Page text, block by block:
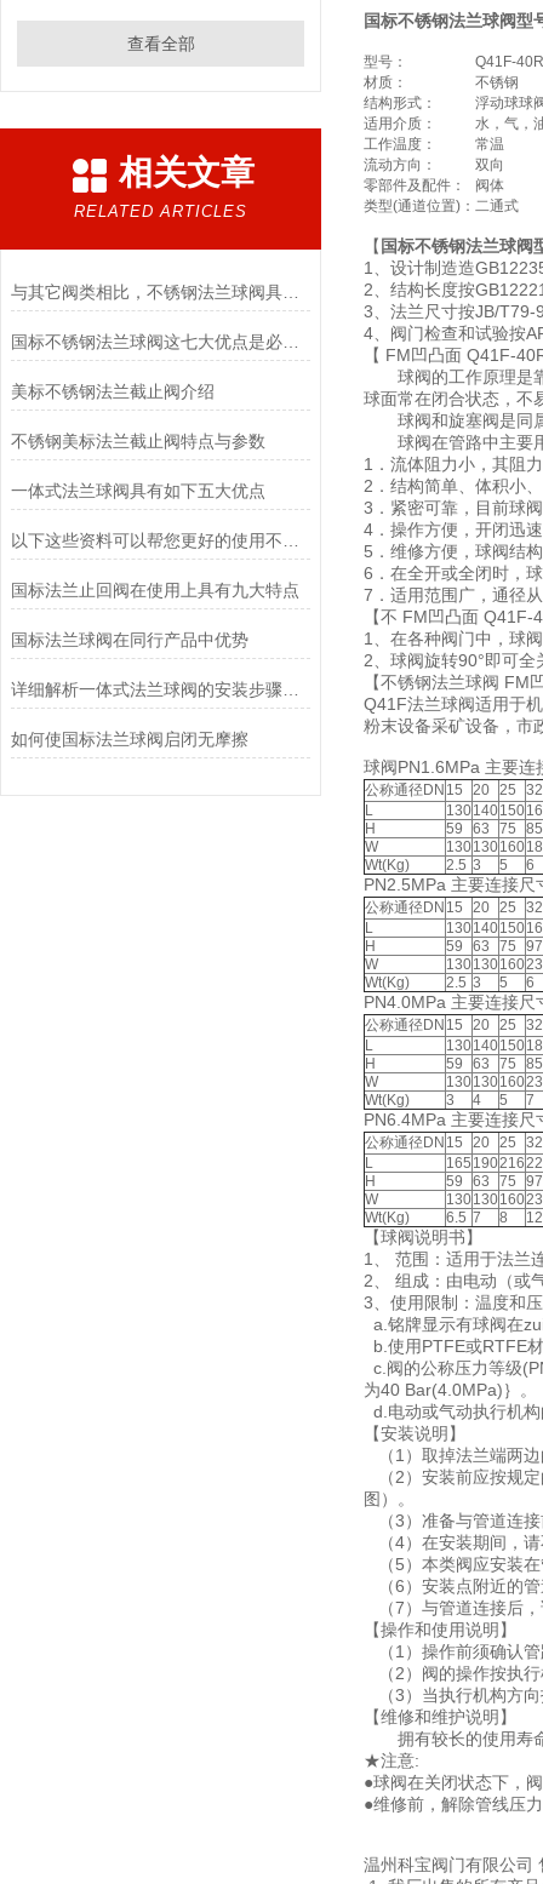
查看全部
相关文章
RELATED ARTICLES
与其它阀类相比，不锈钢法兰球阀具有6大优点
国标不锈钢法兰球阀这七大优点是必须要掌握的
美标不锈钢法兰截止阀介绍
不锈钢美标法兰截止阀特点与参数
一体式法兰球阀具有如下五大优点
国标法兰止回阀在使用上具有九大特点
国标法兰球阀在同行产品中优势
如何使国标法兰球阀启闭无摩擦
国标不锈钢法兰球阀型
型号：
Q41F-40R
材质：
不锈钢
结构形式：
浮动球球
适用介质：
水，气，
工作温度：
常温
流动方向：
双向
零部件及配件：
阀体
类型(通道位置)： 二通式
【 国标不锈钢法兰球阀
1、设计制造造
2、结构长度按
3、法兰尺寸按JB/T79-
4、阀门检查和试验按
【 FM凹凸面 Q41F-
球阀的工作原理是靠
球面常在闭合状态，不
球阀和旋塞阀是同属
球阀在管路中主要用
1．流体阻力小，其阻
2．结构简单、体积小
3．紧密可靠，目前球
4．操作方便，开闭迅
5．维修方便，球阀结
6．在全开或全闭时，
7．适用范围广，通径
【不 FM凹凸面
1、在各种阀门中，球
2、球阀旋转90°即可
【不锈钢法兰球阀 FM
Q41F法兰球阀适用于
粉末设备采矿设备，市
球阀PN1.6MPa 主要连
公称通径DN 15 20 25
32
L
130140150
H
59 63 75
85
W
130130160
Wt(Kg)
2.5 3 5 6
PN2.5MPa 主要连接尺
公称通径DN 15 20 25
32
L
130140150
H
59 63 75
97
W
130130160
Wt(Kg)
2.5 3 5 6
PN4.0MPa 主要连接尺
公称通径DN 15 20 25
32
L
130140150
H
59 63 75
85
W
130130160
Wt(Kg)
3 4 5 7
PN6.4MPa 主要连接尺
公称通径DN 15 20 25
32
L
165 190216
H
59 63 75
97
W
130130160
Wt(Kg)
6.5 7 8 12
【球阀说明书】
1、 范围：适用于法兰
2、 组成：由电动（或
3、使用限制：温度和
a.铭牌显示有球阀在
b.使用PTFE或RTFE
c.阀的公称压力等级
为40 Bar(4.0MPa)｝。
d.电动或气动执行机
【安装说明】
（1）取掉法兰端两
（2）安装前应按规定
图）。
（3）准备与管道连
（4）在安装期间，
（5）本类阀应安装
（6）安装点附近的
（7）与管道连接后
【操作和使用说明】
（1）操作前须确认
（2）阀的操作按执
（3）当执行机构方
【维修和维护说明】
拥有较长的使用寿命
★注意:
●球阀在关闭状态下，
●维修前，解除管线压
温州科宝阀门有限公司